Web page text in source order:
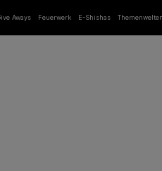
Aways Feuerwerk E-Shishas Themenwelten